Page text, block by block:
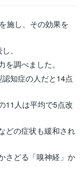
施し、その効果を
、
調べました。
知症の人だと14点
11人は平均で5点改
どの症状も緩和され
さどる「嗅神経」か